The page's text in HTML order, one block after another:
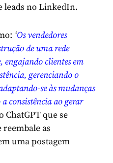
leads no LinkedIn.
‘Os vendedores
de uma rede
engajando clientes em
gerenciando o
se às mudanças
consistência ao gerar
ChatGPT que se
as
uma postagem